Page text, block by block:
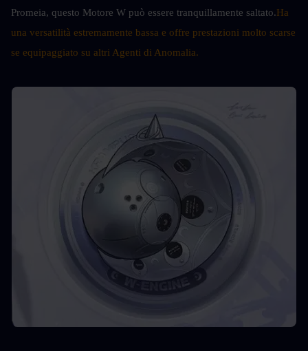
Promeia, questo Motore W può essere tranquillamente saltato.Ha
una versatilità estremamente bassa e offre prestazioni molto scarse
se equipaggiato su altri Agenti di Anomalia.